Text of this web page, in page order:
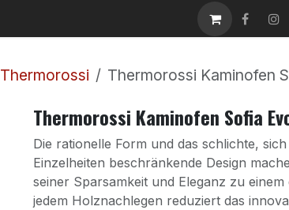
Thermorossi Thermorossi Kaminofen
Thermorossi Kaminofen Sofia
Die rationelle Form und das schlichte,
Einzelheiten beschränkende Design
seiner Sparsamkeit und Eleganz zu
jedem Holznachlegen reduziert das